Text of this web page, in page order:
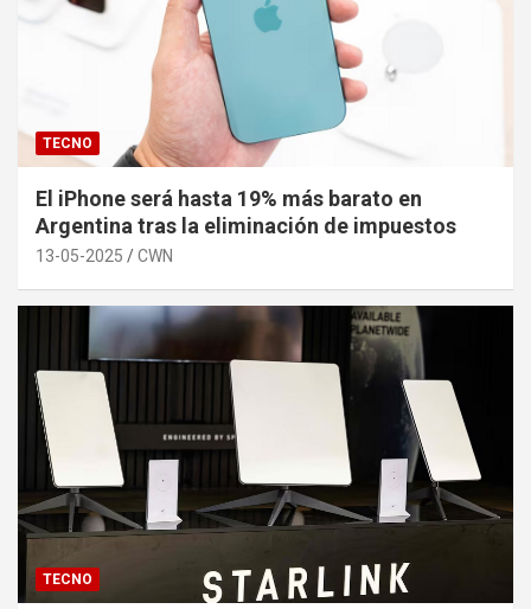
TECNO
El iPhone será hasta 19% más barato en
Argentina tras la eliminación de impuestos
13-05-2025 CWN
TECNO